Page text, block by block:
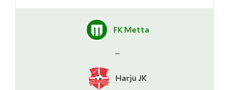
FK Metta
-
Harju JK